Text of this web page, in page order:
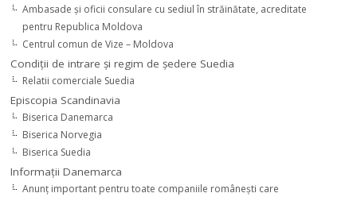
Ambasade şi oficii consulare cu sediul în străinătate, acreditate
pentru Republica Moldova
Centrul comun de Vize – Moldova
Condiţii de intrare şi regim de şedere Suedia
Relatii comerciale Suedia
Episcopia Scandinavia
Biserica Danemarca
Biserica Norvegia
Biserica Suedia
Informaţii Danemarca
Anunţ important pentru toate companiile româneşti care